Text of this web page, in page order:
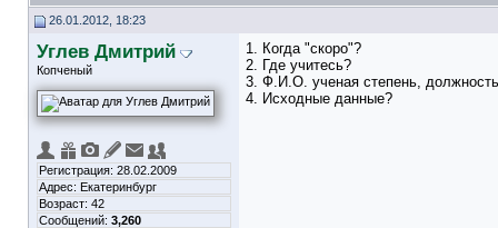
26.01.2012, 18:23
Углев Дмитрий
Копченый
Регистрация: 28.02.2009
Адрес: Екатеринбург
Возраст: 42
Сообщений: 3,260
1. Когда "скоро"?
2. Где учитесь?
3. Ф.И.О. ученая степень,
4. Исходные данные?